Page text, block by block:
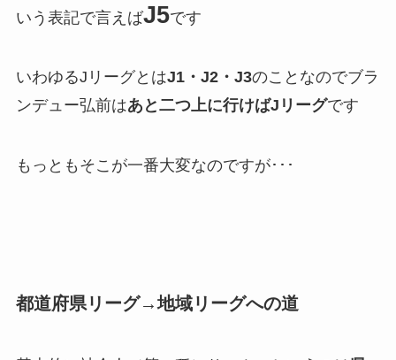
いう表記で言えばJ5です
いわゆるJリーグとはJ1・J2・J3のことなのでブラ
ンデュー弘前はあと二つ上に行けばJリーグです
もっともそこが一番大変なのですが･･･
都道府県リーグ→地域リーグへの道